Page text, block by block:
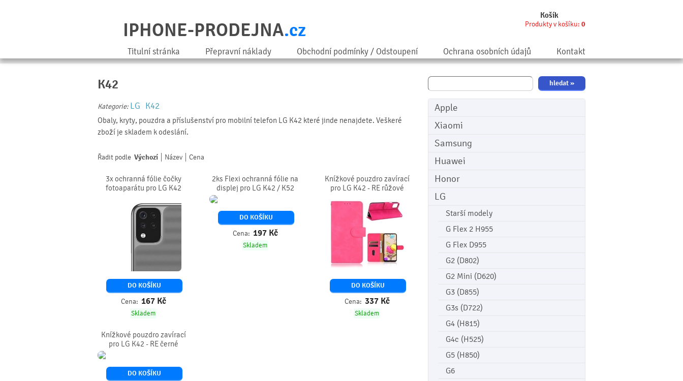
Košík
Produkty v košíku: 0
IPHONE-PRODEJNA.cz
Titulní stránka Přepravní náklady Obchodní podmínky / Odstoupení Ochrana osobních údajů Kontakt
Apple
Xiaomi
Samsung
Huawei
Honor
LG
Starší modely
G Flex 2 H955
G Flex D955
G2 (D802)
G2 Mini (D620)
G3 (D855)
G3s (D722)
G4 (H815)
G4c (H525)
G5 (H850)
G6
K42
Kategorie: LG K42
Obaly, kryty, pouzdra a příslušenství pro mobilní telefon LG K42 které jinde nenajdete. Veškeré
zboží je skladem k odeslání.
Řadit podle Výchozí Název Cena
3x ochranná fólie čočky
fotoaparátu pro LG K42
DO KOŠÍKU
Cena: 167 Kč
Skladem
2ks Flexi ochranná fólie na
displej pro LG K42 / K52
DO KOŠÍKU
Cena: 197 Kč
Skladem
Knížkové pouzdro zavírací
pro LG K42 - RE růžové
DO KOŠÍKU
Cena: 337 Kč
Skladem
Knížkové pouzdro zavírací
pro LG K42 - RE černé
DO KOŠÍKU